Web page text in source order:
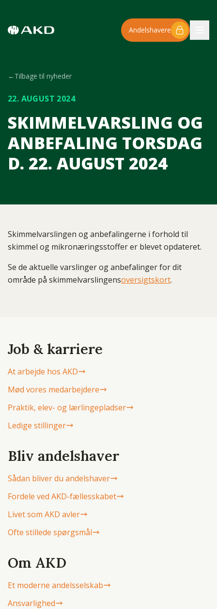
Andelshavere
←Tilbage til nyheder
22. AUGUST 2024
SKIMMELVARSLING OG
ANBEFALING TORSDAG
D. 22. AUGUST 2024
Skimmelvarslingen og anbefalingerne i forhold til
skimmel og mikronæringsstoffer er blevet opdateret.
Se de aktuelle varslinger og anbefalinger for dit
område på skimmelvarslingensoversigtskort.
Job & karriere
At arbejde hos AKD
Mød vores medarbejdere
Praktik, elev- og lærlingepladser
Ledige stillinger
Bliv andelshaver
Sådan bliver du andelshaver
Fordele ved AKD-fællesskabet
Livet som AKD avler
Ofte stillede spørgsmål
Om AKD
Et moderne andelsselskab
Ansvarlighed